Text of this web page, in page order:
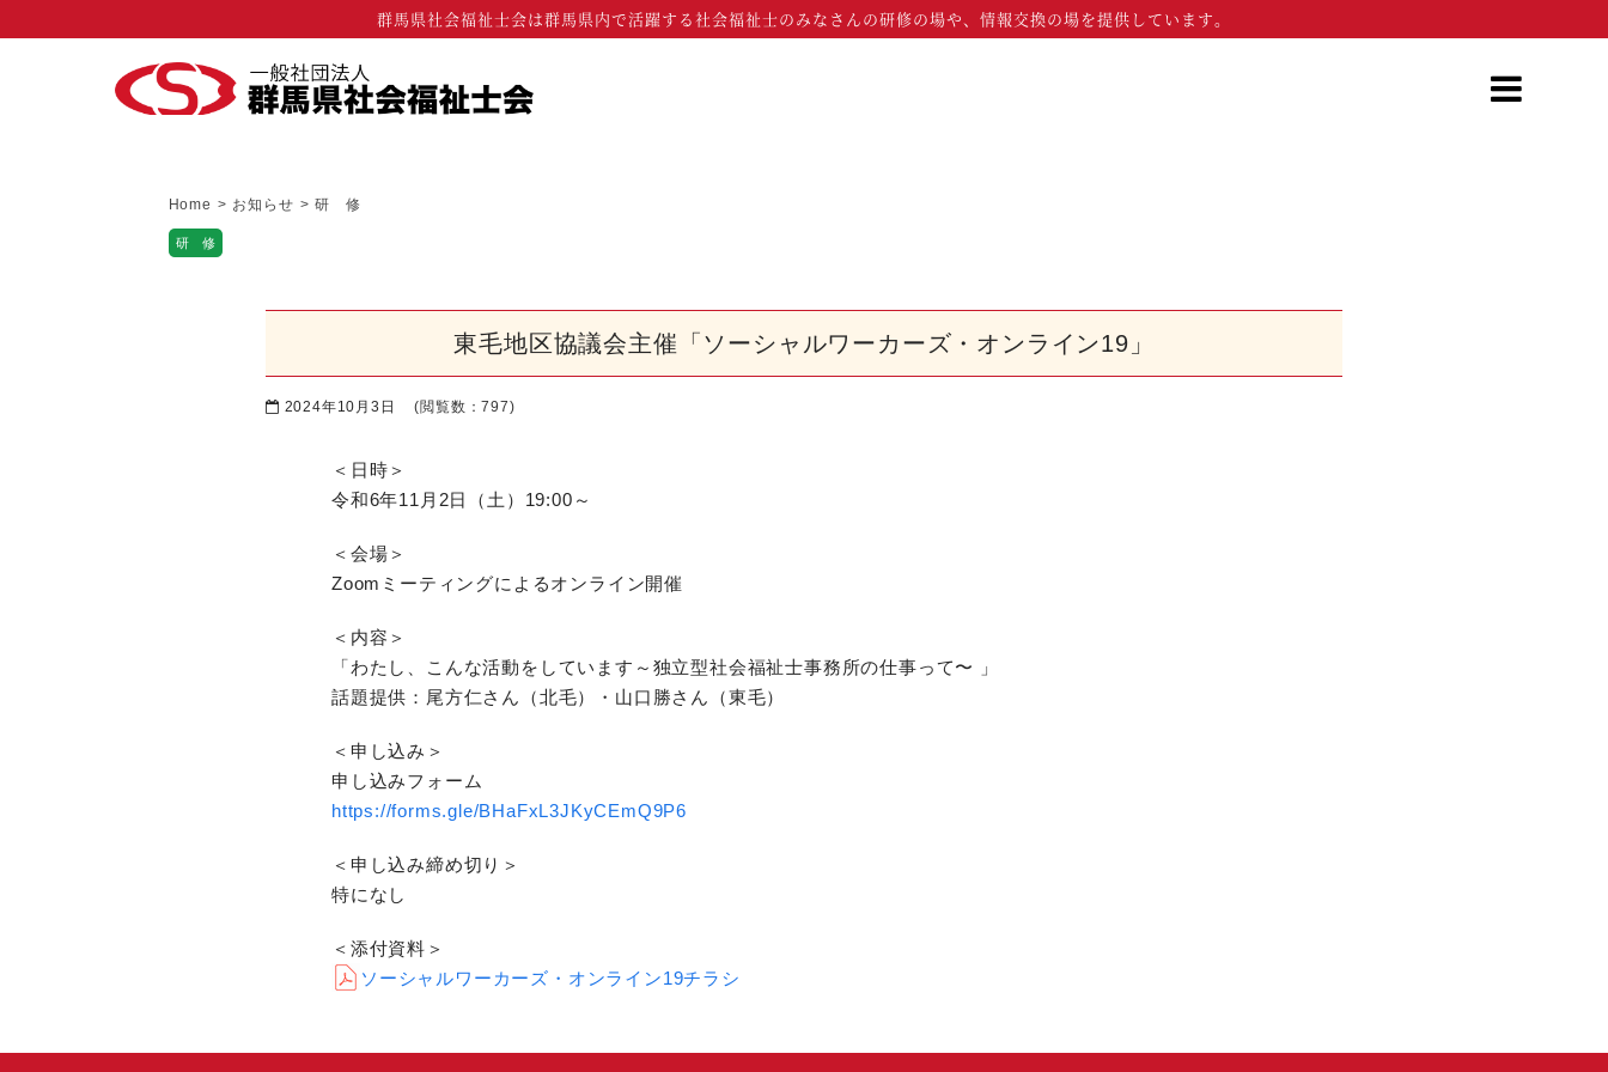
群馬県社会福祉士会は群馬県内で活躍する社会福祉士のみなさんの研修の場や、情報交換の場を提供しています。
Home > お知らせ > 研 修
研 修
東毛地区協議会主催「ソーシャルワーカーズ・オンライン19」
2024年10月3日 (閲覧数：797)
＜日時＞
令和6年11月2日（土）19:00～
＜会場＞
Zoomミーティングによるオンライン開催
＜内容＞
「わたし、こんな活動をしています～独立型社会福祉士事務所の仕事って〜 」
話題提供：尾方仁さん（北毛）・山口勝さん（東毛）
＜申し込み＞
申し込みフォーム
https://forms.gle/BHaFxL3JKyCEmQ9P6
＜申し込み締め切り＞
特になし
＜添付資料＞
ソーシャルワーカーズ・オンライン19チラシ